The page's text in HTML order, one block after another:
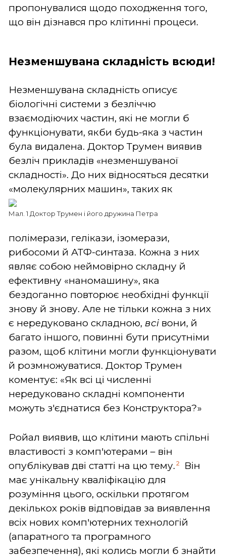
пропонувалися щодо походження того,
що він дізнався про клітинні процеси.
Незменшувана складність всюди!
Незменшувана складність описує
біологічні системи з безліччю
взаємодіючих частин, які не могли б
функціонувати, якби будь-яка з частин
була видалена. Доктор Трумен виявив
безліч прикладів «незменшуваної
складності». До них відносяться десятки
«молекулярних
Мал. 1 Доктор Трумен і його дружина Петра
машин», таких як
полімерази, гелікази, ізомерази,
рибосоми й АТФ-синтаза. Кожна з них
являє собою неймовірно складну й
ефективну «наномашину», яка
бездоганно повторює необхідні функції
знову й знову. Але не тільки кожна з них
є нередуковано складною, всівони, й
багато іншого, повинні бути присутніми
разом, щоб клітини могли функціонувати
й розмножуватися. Доктор Трумен
коментує: «Як всі ці численні
нередуковано складні компоненти
можуть з'єднатися без Конструктора?»
Ройал виявив, що клітини мають спільні
властивості з комп'ютерами – він
опублікував дві статті на цю тему. 2
Він
має унікальну кваліфікацію для
розуміння цього, оскільки протягом
декількох років відповідав за виявлення
всіх нових комп'ютерних технологій
(апаратного та програмного
забезпечення), які колись могли б знайти